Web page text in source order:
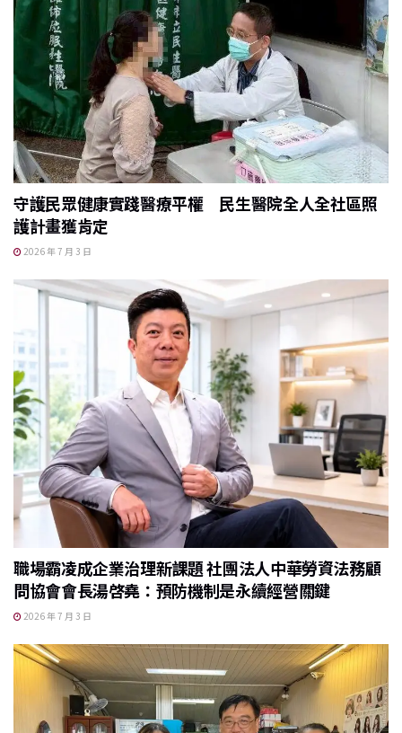
守護民眾健康實踐醫療平權 民生醫院全人全社區照
護計畫獲肯定
2026 年 7 月 3 日
職場霸凌成企業治理新課題 社團法人中華勞資法務顧
問協會會長湯啓堯：預防機制是永續經營關鍵
2026 年 7 月 3 日